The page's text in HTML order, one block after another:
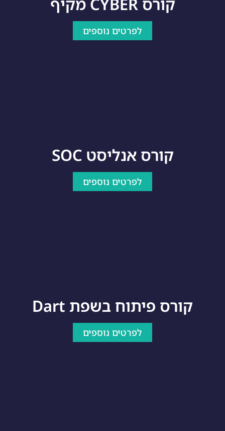
לפרטים נוספים
קורס אנליסט SOC
לפרטים נוספים
קורס פיתוח בשפת Dart
לפרטים נוספים